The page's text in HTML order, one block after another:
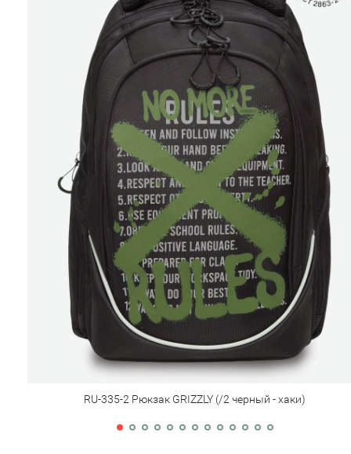
RU-335-2 Рюкзак GRIZZLY (/2 черный - хаки)